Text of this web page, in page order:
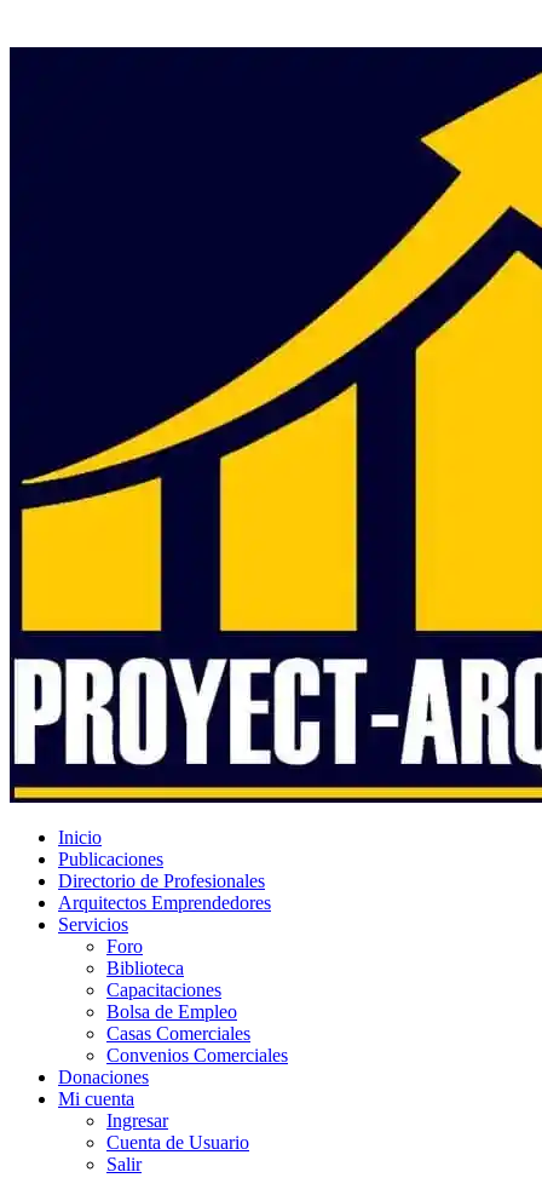
Inicio
Publicaciones
Directorio de Profesionales
Arquitectos Emprendedores
Servicios
Foro
Biblioteca
Capacitaciones
Bolsa de Empleo
Casas Comerciales
Convenios Comerciales
Donaciones
Mi cuenta
Ingresar
Cuenta de Usuario
Salir